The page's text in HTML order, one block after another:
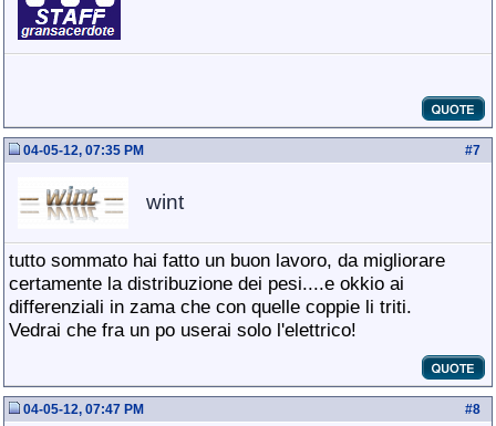
#7
04-05-12, 07:35 PM
wint
tutto sommato hai fatto un buon lavoro, da migliorare
certamente la distribuzione dei pesi....e okkio ai
differenziali in zama che con quelle coppie li triti.
Vedrai che fra un po userai solo l'elettrico!
#8
04-05-12, 07:47 PM